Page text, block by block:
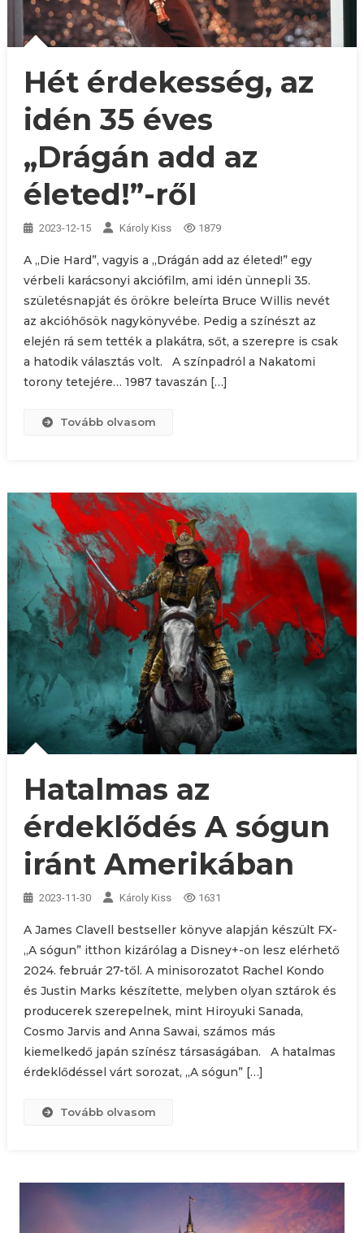
Hét érdekesség, az
idén 35 éves
„Drágán add az
életed!”-ről
2023-12-15 Károly Kiss 1879
A „Die Hard”, vagyis a „Drágán add az életed!” egy
vérbeli karácsonyi akciófilm, ami idén ünnepli 35.
születésnapját és örökre beleírta Bruce Willis nevét
az akcióhősök nagykönyvébe. Pedig a színészt az
elején rá sem tették a plakátra, sőt, a szerepre is csak
a hatodik választás volt. A színpadról a Nakatomi
torony tetejére… 1987 tavaszán […]
Tovább olvasom
Hatalmas az
érdeklődés A sógun
iránt Amerikában
2023-11-30 Károly Kiss 1631
A James Clavell bestseller könyve alapján készült FX-
„A sógun” itthon kizárólag a Disney+-on lesz elérhető
2024. február 27-től. A minisorozatot Rachel Kondo
és Justin Marks készítette, melyben olyan sztárok és
producerek szerepelnek, mint Hiroyuki Sanada,
Cosmo Jarvis and Anna Sawai, számos más
kiemelkedő japán színész társaságában. A hatalmas
érdeklődéssel várt sorozat, „A sógun” […]
Tovább olvasom